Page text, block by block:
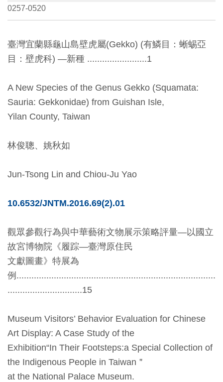
活
動
出
版
創
研
服
務
政
隱
0257-0520
臺灣宜蘭縣龜山島壁虎屬(Gekko) (有鱗目：蜥蜴亞
目：壁虎科) —新種 ........................1
A New Species of the Genus Gekko (Squamata:
Sauria: Gekkonidae) from Guishan Isle,
Yilan County, Taiwan
林俊聰、姚秋如
Jun-Tsong Lin and Chiou-Ju Yao
10.6532/JNTM.2016.69(2).01
觀眾參觀行為與中華藝術文物展示策略評量—以國立
故宮博物院《履踪—臺灣原住民
文獻圖畫》特展為
例................................................................................
..............................15
Museum Visitors’ Behavior Evaluation for Chinese
Art Display: A Case Study of the
Exhibition“In Their Footsteps:a Special Collection of
the Indigenous People in Taiwan＂
at the National Palace Museum.